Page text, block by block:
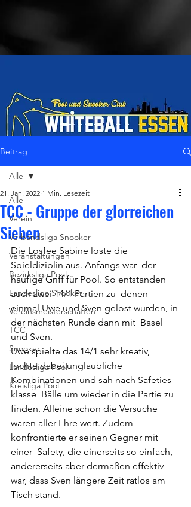
Beitrag
Alle
Verein
Verbandsliga Snooker
Veranstaltungen
Bezirksliga Pool
Landesliga Snooker
Vereinsmeisterschaften
TCC
Snooker
Landesliga Pool
Kreisliga Pool
Alle
TCC - Gruppe der glorreichen
Sieben
21. Jan. 2022 1 Min. Lesezeit
Die Losfee Sabine loste die
Spieldiziplin aus. Anfangs war  der
häufige Griff für Pool. So entstanden
auch zwei 14/1 Partien zu  denen
einmal Uwe und Sven gelost wurden, in
der nächsten Runde dann mit  Basel
und Sven.
Uwe spielte das 14/1 sehr kreativ,
lochte dabei unglaubliche
Kombinationen und sah nach Safeties
klasse  Bälle um wieder in die Partie zu
finden. Alleine schon die Versuche
waren aller Ehre wert. Zudem
konfrontierte er seinen Gegner mit
einer  Safety, die einerseits so einfach,
andererseits aber dermaßen effektiv
war, dass Sven längere Zeit ratlos am
Tisch stand.